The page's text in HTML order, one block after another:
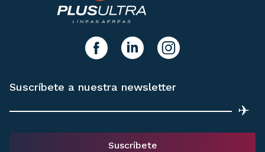
facebooklinkedIn instagram
Suscríbete a nuestra newsletter
✈
Suscríbete